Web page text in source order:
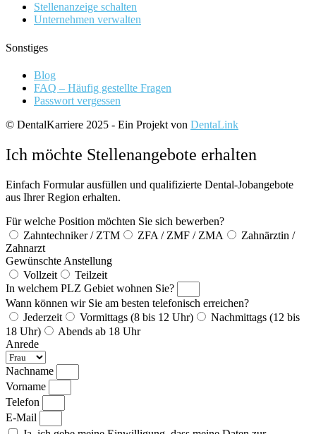
Stellenanzeige schalten
Unternehmen verwalten
Sonstiges
Blog
FAQ – Häufig gestellte Fragen
Passwort vergessen
© DentalKarriere 2025 - Ein Projekt von DentaLink
Ich möchte Stellenangebote erhalten
Einfach Formular ausfüllen und qualifizierte Dental-Jobangebote
aus Ihrer Region erhalten.
Für welche Position möchten Sie sich bewerben?
Zahntechniker / ZTM
ZFA / ZMF / ZMA
Zahnärztin /
Zahnarzt
Gewünschte Anstellung
Vollzeit
Teilzeit
In welchem PLZ Gebiet wohnen Sie?
Wann können wir Sie am besten telefonisch erreichen?
Jederzeit
Vormittags (8 bis 12 Uhr)
Nachmittags (12 bis
18 Uhr)
Abends ab 18 Uhr
Anrede
Nachname
Vorname
Telefon
E-Mail